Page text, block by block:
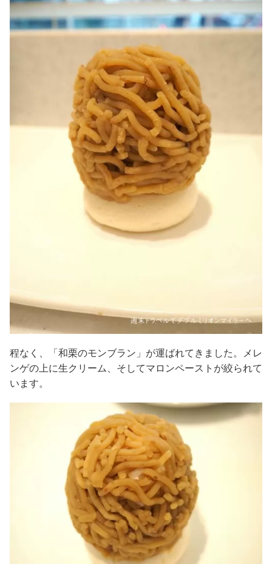
程なく、「和栗のモンブラン」が運ばれてきました。メレ
ンゲの上に生クリーム、そしてマロンペーストが絞られて
います。